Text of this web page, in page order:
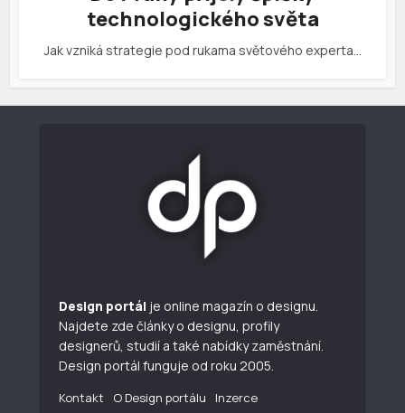
technologického světa
Jak vzniká strategie pod rukama světového experta…
Design portál je online magazín o designu.
Najdete zde články o designu, profily
designerů, studií a také nabídky zaměstnání.
Design portál funguje od roku 2005.
Kontakt O Design portálu Inzerce